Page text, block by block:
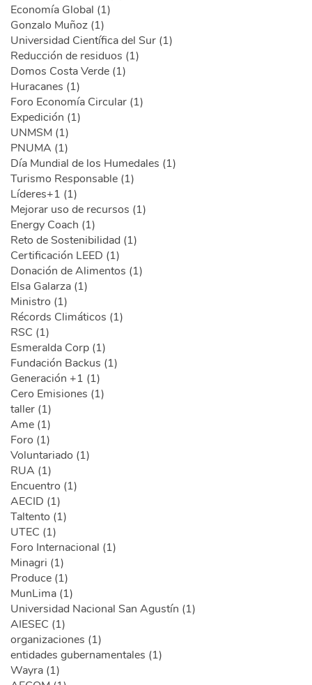
Economía Global (1)
Gonzalo Muñoz (1)
Universidad Científica del Sur (1)
Reducción de residuos (1)
Domos Costa Verde (1)
Huracanes (1)
Foro Economía Circular (1)
Expedición (1)
UNMSM (1)
PNUMA (1)
Día Mundial de los Humedales (1)
Turismo Responsable (1)
Líderes+1 (1)
Mejorar uso de recursos (1)
Energy Coach (1)
Reto de Sostenibilidad (1)
Certificación LEED (1)
Donación de Alimentos (1)
Elsa Galarza (1)
Ministro (1)
Récords Climáticos (1)
RSC (1)
Esmeralda Corp (1)
Fundación Backus (1)
Generación +1 (1)
Cero Emisiones (1)
taller (1)
Ame (1)
Foro (1)
Voluntariado (1)
RUA (1)
Encuentro (1)
AECID (1)
Taltento (1)
UTEC (1)
Foro Internacional (1)
Minagri (1)
Produce (1)
MunLima (1)
Universidad Nacional San Agustín (1)
AIESEC (1)
organizaciones (1)
entidades gubernamentales (1)
Wayra (1)